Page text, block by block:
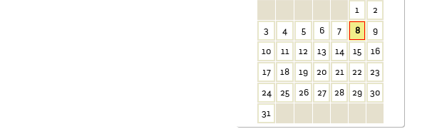
1
2
3
4 5 6 7 8
9
10
11 12 13 14 15
16
17
18 19 20 21 22
23
24
25 26 27 28 29
30
31
A Ceglédi Dózsa György
Népi Kollégium diákjai
énekelnek